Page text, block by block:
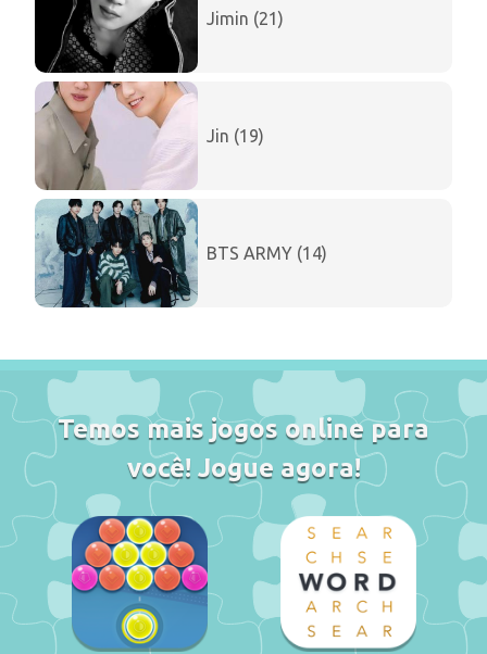
Jimin (21)
Jin (19)
BTS ARMY (14)
Temos mais jogos online para
você! Jogue agora!